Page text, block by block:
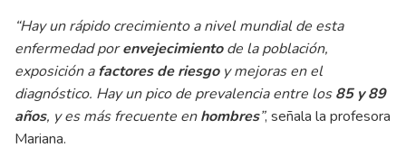
“Hay un rápido crecimiento a nivel mundial de esta
enfermedad porenvejecimientode la población,
exposición afactores de riesgoy mejoras en el
diagnóstico. Hay un pico de prevalencia entre los85 y 89
años, y es más frecuente enhombres”, señala la profesora
Mariana.